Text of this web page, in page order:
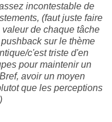
incontestable de
(faut juste faire
de chaque tâche
sur le thème
c'est triste d'en
pour maintenir un
avoir un moyen
que les perceptions